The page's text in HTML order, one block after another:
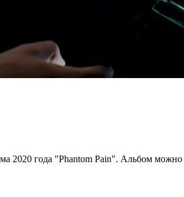
2020 года "Phantom Pain". Альбом